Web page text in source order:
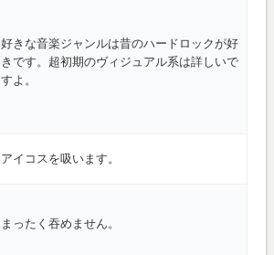
好きな音楽ジャンルは昔のハードロックが好
きです。超初期のヴィジュアル系は詳しいで
すよ。
アイコスを吸います。
まったく吞めません。